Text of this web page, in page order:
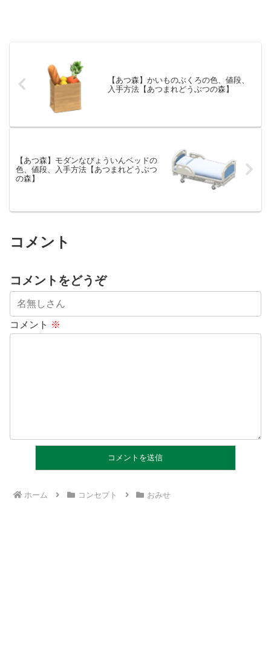
【あつ森】かいものぶくろの色、値段、
入手方法【あつまれどうぶつの森】
【あつ森】モダンなびょういんベッドの
色、値段、入手方法【あつまれどうぶつ
の森】
コメント
コメントをどうぞ
コメント ※
ホーム コンセプト おみせ